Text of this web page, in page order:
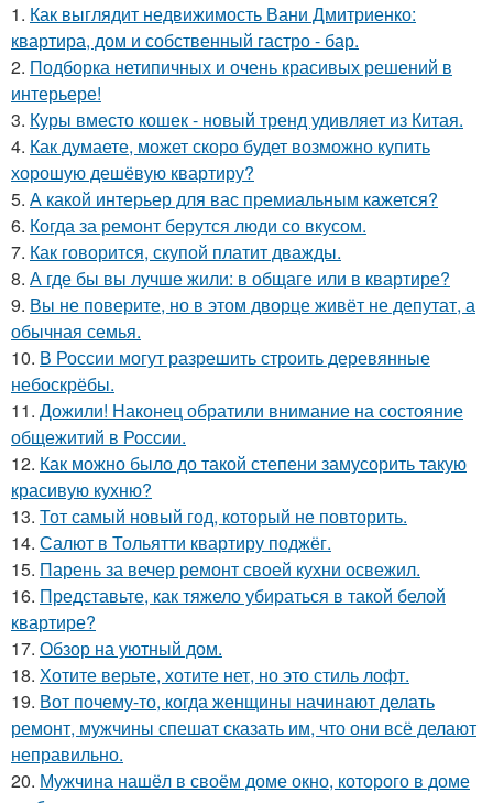
1. Как выглядит недвижимость Вани Дмитриенко:
квартира, дом и собственный гастро - бар.
2. Подборка нетипичных и очень красивых решений в
интерьере!
3. Куры вместо кошек - новый тренд удивляет из Китая.
4. Как думаете, может скоро будет возможно купить
хорошую дешёвую квартиру?
5. А какой интерьер для вас премиальным кажется?
6. Когда за ремонт берутся люди со вкусом.
7. Как говорится, скупой платит дважды.
8. А где бы вы лучше жили: в общаге или в квартире?
9. Вы не поверите, но в этом дворце живёт не депутат, а
обычная семья.
10. В России могут разрешить строить деревянные
небоскрёбы.
11. Дожили! Наконец обратили внимание на состояние
общежитий в России.
12. Как можно было до такой степени замусорить такую
красивую кухню?
13. Тот самый новый год, который не повторить.
14. Салют в Тольятти квартиру поджёг.
15. Парень за вечер ремонт своей кухни освежил.
16. Представьте, как тяжело убираться в такой белой
квартире?
17. Обзор на уютный дом.
18. Хотите верьте, хотите нет, но это стиль лофт.
19. Вот почему-то, когда женщины начинают делать
ремонт, мужчины спешат сказать им, что они всё делают
неправильно.
20. Мужчина нашёл в своём доме окно, которого в доме